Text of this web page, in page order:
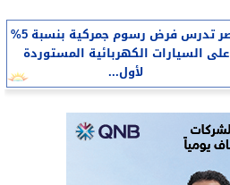
مصر تدرس فرض رسوم جمركية بنسبة 5%
على السيارات الكهربائية المستوردة
لأول...